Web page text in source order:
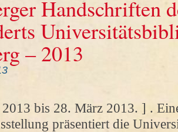
Handschriften
– 2013
bis 28. März 2013. ] .
präsentiert die